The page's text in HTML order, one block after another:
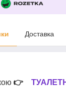
Доставка
👉